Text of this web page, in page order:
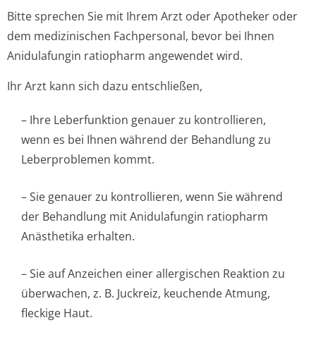
Bitte sprechen Sie mit Ihrem Arzt oder Apotheker oder
dem medizinischen Fachpersonal, bevor bei Ihnen
Anidulafungin ratiopharm angewendet wird.
Ihr Arzt kann sich dazu entschließen,
– Ihre Leberfunktion genauer zu kontrollieren,
wenn es bei Ihnen während der Behandlung zu
Leberproblemen kom­mt.
– Sie genauer zu kontrollieren, wenn Sie während
der Behandlung mit Anidulafungin ratiopharm
Anästhetika erhalten.
– Sie auf Anzeichen einer allergischen Reaktion zu
überwachen, z. B. Juckreiz, keuchende Atmung,
fleckige Haut.